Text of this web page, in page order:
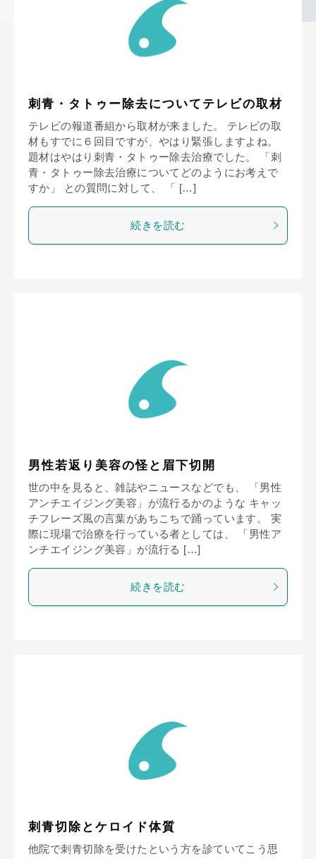
刺青・タトゥー除去についてテレビの取材
テレビの報道番組から取材が来ました。 テレビの取
材もすでに６回目ですが、やはり緊張しますよね。
題材はやはり刺青・タトゥー除去治療でした。 「刺
青・タトゥー除去治療についてどのようにお考えで
すか」 との質問に対して、 「 […]
続きを読む
男性若返り美容の怪と眉下切開
世の中を見ると、雑誌やニュースなどでも、 「男性
アンチエイジング美容」が流行るかのような キャッ
チフレーズ風の言葉があちこちで踊っています。 実
際に現場で治療を行っている者としては、 「男性ア
ンチエイジング美容」が流行る […]
続きを読む
刺青切除とケロイド体質
他院で刺青切除を受けたという方を診ていてこう思